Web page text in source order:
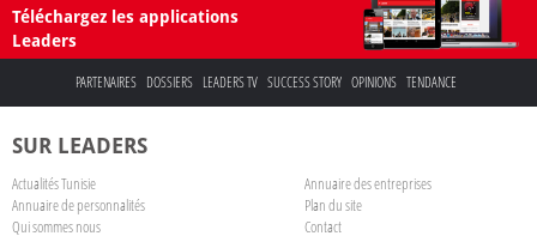
Téléchargez les applications
Leaders
PARTENAIRES DOSSIERS LEADERS TV SUCCESS STORY OPINIONS TENDANCE
SUR LEADERS
Actualités Tunisie
Annuaire des entreprises
Annuaire de personnalités
Plan du site
Qui sommes nous
Contact